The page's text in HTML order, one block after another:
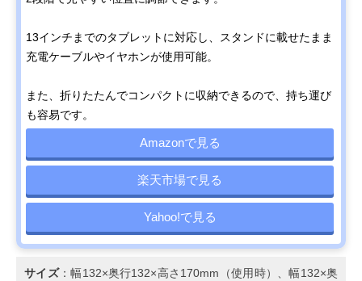
13インチまでのタブレットに対応し、スタンドに載せたまま
充電ケーブルやイヤホンが使用可能。
また、折りたたんでコンパクトに収納できるので、持ち運び
も容易です。
Amazonで見る
楽天市場で見る
Yahoo!で見る
サイズ：幅132×奥行132×高さ170mm（使用時）、幅132×奥